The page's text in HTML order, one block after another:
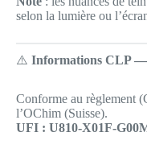
selon la lumière ou
⚠️ Informations CLP —
Conforme au règlement
l’OChim (Suisse).
UFI : U810-X01F-